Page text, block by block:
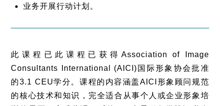
业务开展行动计划。
此课程已此课程已获得Association of Image
Consultants International (AICI)国际形象协会批准
的3.1 CEU学分。课程的内容涵盖AICI形象顾问规范
的核心技术和知识，完全适合从事个人或企业形象培